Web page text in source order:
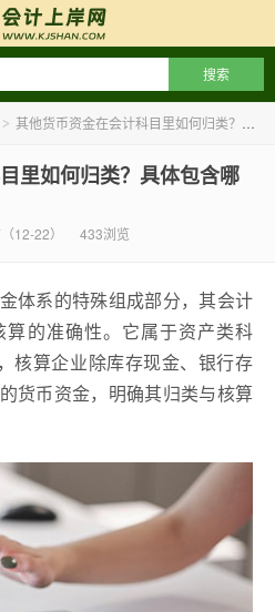
> 其他货币资金在会计科目里如何归类？具体包含哪些核算项目
里如何归类？具体包含哪
12-22） 433浏览
体系的特殊组成部分，其会计
的准确性。它属于资产类科
核算企业除库存现金、银行存
货币资金，明确其归类与核算